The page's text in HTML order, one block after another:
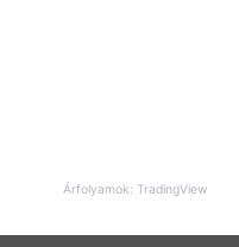
Árfolyamok: TradingView